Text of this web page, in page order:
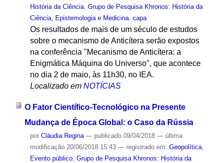
História da Ciência, Grupo de Pesquisa Khronos: História da
Ciência, Epistemologia e Medicina, capa
Os resultados de mais de um século de estudos
sobre o mecanismo de Anticítera serão expostos
na conferência "Mecanismo de Anticítera: a
Enigmática Máquina do Universo", que acontece
no dia 2 de maio, às 11h30, no IEA.
Localizado em NOTÍCIAS
O Fator Científico-Tecnológico na Presente
Mudança de Época Global: o Caso da Rússia
por Cláudia Regina — publicado09/04/2018 — última
modificação20/06/2018 15:43 — registrado em: Geopolítica,
Evento público, Grupo de Pesquisa Khronos: História da